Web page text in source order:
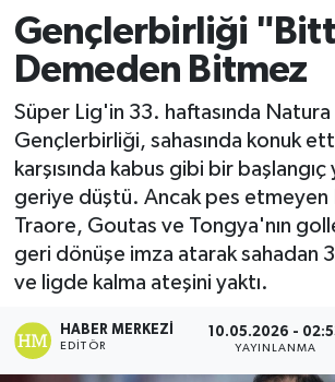
Gençlerbirliği
Demeden Bitmez
Süper Lig'in 33. haftasında Natura
Gençlerbirliği, sahasında konuk
karşısında kabus gibi bir
geriye düştü. Ancak pes etmeyen
Traore, Goutas ve Tongya'nın
geri dönüşe imza atarak sahadan
ve ligde kalma ateşini yaktı.
HABER MERKEZI
EDITÖR
10.05.2026 -
YAYINLANMA
Trafik Durumu
Süper Lig Puan Durumu ve
Tüm Manşetler
Son Dakika Haberleri
Haber Arşivi